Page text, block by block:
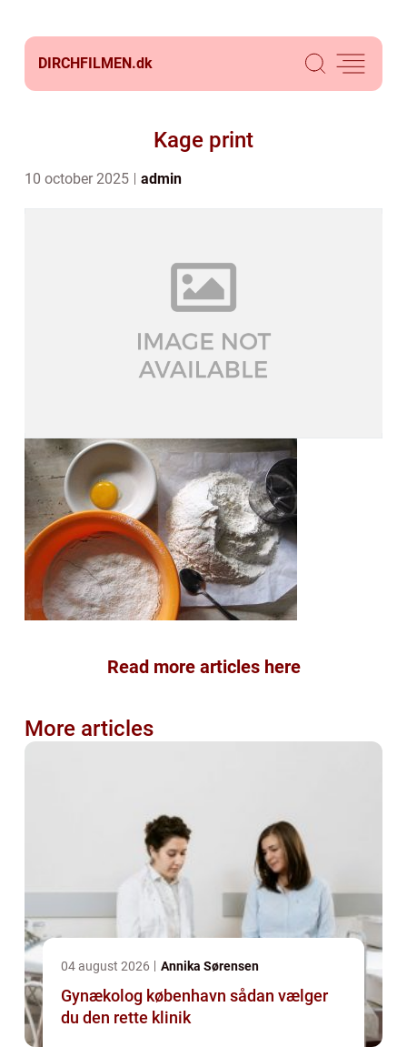
DIRCHFILMEN.dk
Kage print
10 october 2025 admin
Read more articles here
More articles
04 august 2026 Annika Sørensen
Gynækolog københavn sådan vælger
du den rette klinik